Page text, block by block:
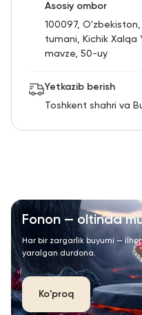
Asosiy ombor
100097,
tumani, Kichik Xalqa
mavze, 50-uy
Yetkazib berish
Toshkent shahri va
Fonon — oltinda
Har bir zargarlik buyumi —
yaralgan durdona.
Ko'proq